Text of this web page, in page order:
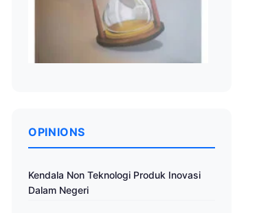
OPINIONS
Kendala Non Teknologi Produk Inovasi
Dalam Negeri